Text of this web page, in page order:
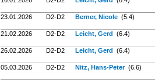
23.01.2026 D2-D2 Berner, Nicole (5.4)
21.02.2026 D2-D2 Leicht, Gerd (6.4)
26.02.2026 D2-D2 Leicht, Gerd (6.4)
05.03.2026 D2-D2 Nitz, Hans-Peter (6.6)